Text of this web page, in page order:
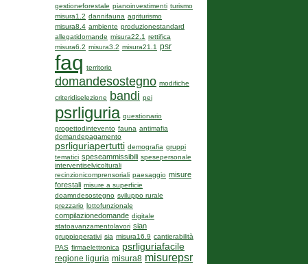
gestioneforestale pianoinvestimenti turismo
misura1.2 dannifauna agriturismo
misura8.4 ambiente produzionestandard
allegatidomande misura22.1 rettifica
misura6.2 misura3.2 misura21.1 psr
faq territorio
domandesostegno modifiche
criteridiselezione
bandi pei
psrliguria questionario
progettodintevento fauna antimafia
domandepagamento
psrliguriapertutti demografia gruppi
tematici speseammissibili spesepersonale
interventiselvicolturali
recinzionicomprensoriali paesaggio misure
forestali misure a superficie
doamndesostegno sviluppo rurale
prezzario lottofunzionale
compilazionedomande digitale
statoavanzamentolavori sian
gruppioperativi sia misura16.9 cantierabilità
PAS firmaelettronica psrliguriafacile
regione liguria misura8 misurepsr